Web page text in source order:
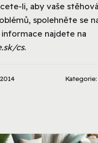
li, aby vaše
spolehněte se
najdete na
cs.
Kategorie: